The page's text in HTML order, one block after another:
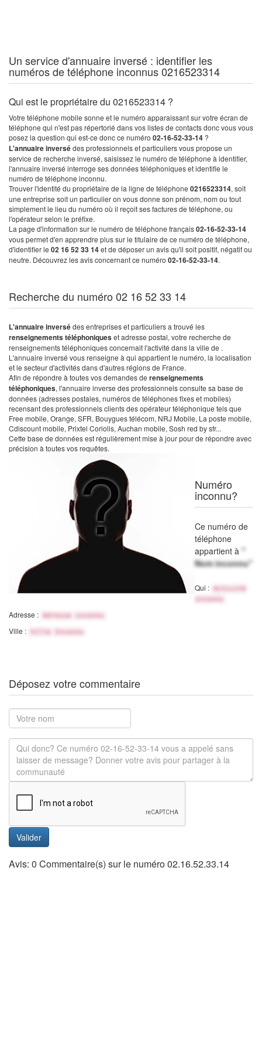
Un service d'annuaire inversé : identifier les
numéros de téléphone inconnus 0216523314
Qui est le propriétaire du 0216523314 ?
Votre téléphone mobile sonne et le numéro apparaissant sur votre écran de
téléphone qui n'est pas répertorié dans vos listes de contacts donc vous vous
posez la question qui est-ce donc ce numéro 02-16-52-33-14 ?
L'annuaire inversédes professionnels et particuliers vous propose un
service de recherche inversé, saisissez le numéro de téléphone à identifier,
l'annuaire inversé interroge ses données téléphoniques et identifie le
numéro de téléphone inconnu.
Trouver l'identité du propriétaire de la ligne de téléphone 0216523314, soit
une entreprise soit un particulier on vous donne son prénom, nom ou tout
simplement le lieu du numéro où il reçoit ses factures de téléphone, ou
l'opérateur selon le préfixe.
La page d'information sur le numéro de téléphone français02-16-52-33-14
vous permet d'en apprendre plus sur le titulaire de ce numéro de téléphone,
d'identifier le 02 16 52 33 14et de déposer un avis qu'il soit positif, négatif ou
neutre. Découvrez les avis concernant ce numéro 02-16-52-33-14.
Recherche du numéro 02 16 52 33 14
L'annuaire inversédes entreprises et particuliers a trouvé les
renseignements téléphoniqueset adresse postal, votre recherche de
renseignements téléphoniques concernait l'activité dans la ville de .
L'annuaire inversé vous renseigne à qui appartient le numéro, la localisation
et le secteur d'activités dans d'autres régions de France.
Afin de répondre à toutes vos demandes de renseignements
téléphoniques, l'annuaire inverse des professionnels consulte sa base de
données (adresses postales, numéros de téléphones fixes et mobiles)
recensant des professionnels clients des opérateur téléphonique tels que
Free mobile, Orange, SFR, Bouygues télécom, NRJ Mobile, La poste mobile,
Cdiscount mobile, Prixtel Coriolis, Auchan mobile, Sosh red by sfr...
Cette base de données est régulièrement mise à jour pour de répondre avec
précision à toutes vos requêtes.
Numéro
inconnu?
Ce numéro de
téléphone
appartient à "
Nom inconnu"
Qui :
Activité
inconnu
Adresse : Adresse inconnu
Ville : Ville Inconnu
Déposez votre commentaire
Valider
Avis: 0 Commentaire(s) sur le numéro 02.16.52.33.14